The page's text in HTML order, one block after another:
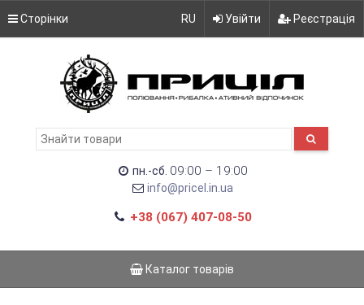
Сторінки RU Увійти Реєстрація
пн.-сб. 09:00 – 19:00
info@pricel.in.ua
+38 (067) 407-08-50
Каталог товарів